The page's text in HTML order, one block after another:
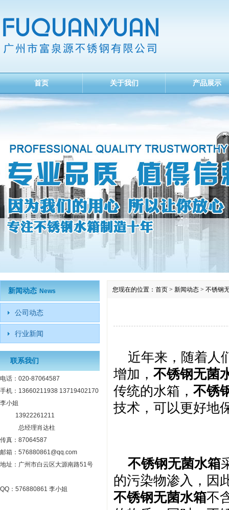
首页 关于我们 产品展示
您现在的位置： 首页 > 新闻动态 > 不锈钢
近年来，随着人
增加， 不锈钢无菌
传统的水箱， 不锈
技术，可以更好地
不锈钢无菌水箱
的污染物渗入，因
不锈钢无菌水箱不
新闻动态 News
公司动态
行业新闻
联系我们
电话：020-87064587
手机：13660211938 13719402170
李小姐
13922261211
总经理肖达柱
传真：87064587
邮箱：576880861@qq.com
地址：广州市白云区大源南路51号
QQ：576880861 李小姐